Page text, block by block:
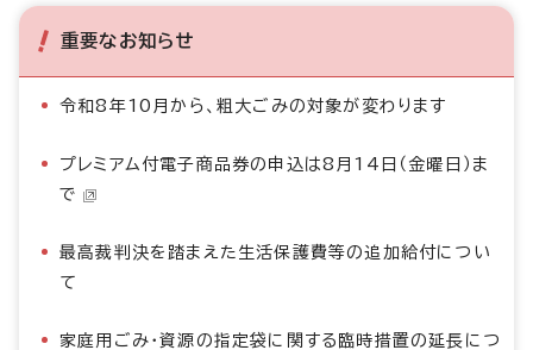
重要なお知らせ
令和8年10月から、粗大ごみの対象が変わります
プレミアム付電子商品券の申込は8月14日（金曜日）ま
で
最高裁判決を踏まえた生活保護費等の追加給付につい
て
家庭用ごみ・資源の指定袋に関する臨時措置の延長につ